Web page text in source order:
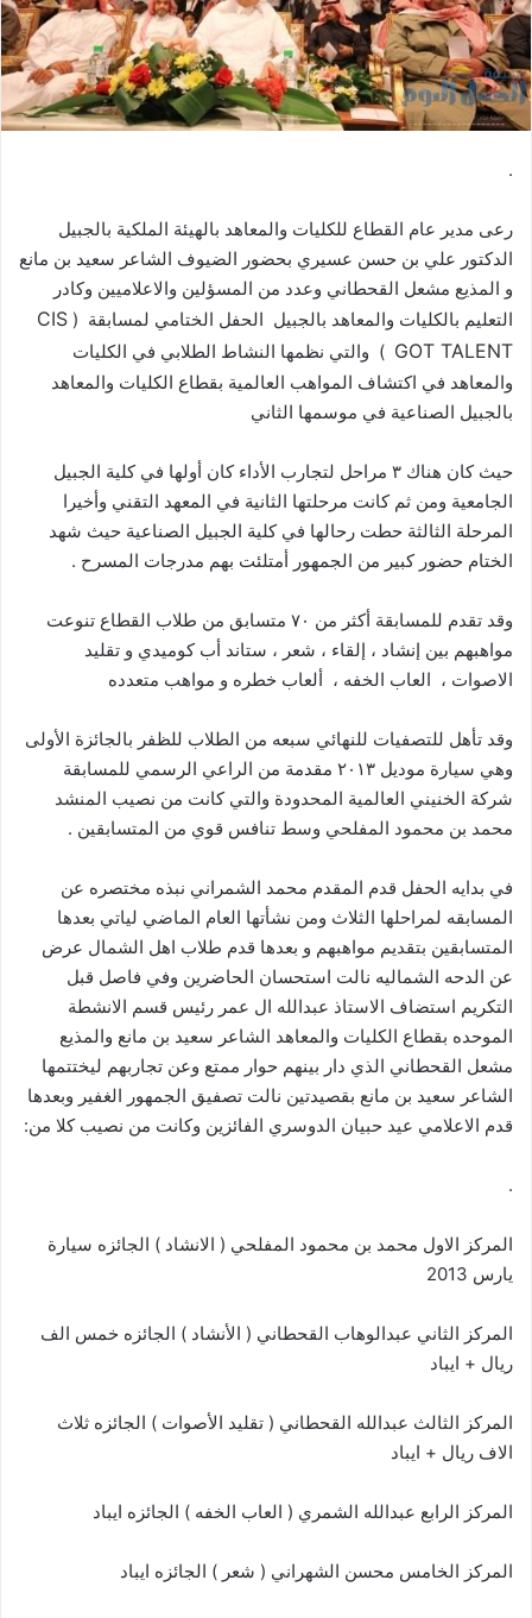
.
رعى مدير عام القطاع للكليات والمعاهد بالهيئة الملكية بالجبيل
الدكتور علي بن حسن عسيري بحضور الضيوف الشاعر سعيد بن مانع
و المذيع مشعل القحطاني وعدد من المسؤلين والاعلاميين وكادر
التعليم بالكليات والمعاهد بالجبيل الحفل الختامي لمسابقة ( CIS
GOT TALENT ) والتي نظمها النشاط الطلابي في الكليات
والمعاهد في اكتشاف المواهب العالمية بقطاع الكليات والمعاهد
بالجبيل الصناعية في موسمها الثاني
حيث كان هناك ٣ مراحل لتجارب الأداء كان أولها في كلية الجبيل
الجامعية ومن ثم كانت مرحلتها الثانية في المعهد التقني وأخيرا
المرحلة الثالثة حطت رحالها في كلية الجبيل الصناعية حيث شهد
الختام حضور كبير من الجمهور أمتلئت بهم مدرجات المسرح .
وقد تقدم للمسابقة أكثر من ٧٠ متسابق من طلاب القطاع تنوعت
مواهبهم بين إنشاد ، إلقاء ، شعر ، ستاند أب كوميدي و تقليد
الاصوات ، العاب الخفه ، ألعاب خطره و مواهب متعدده
وقد تأهل للتصفيات للنهائي سبعه من الطلاب للظفر بالجائزة الأولى
وهي سيارة موديل ٢٠١٣ مقدمة من الراعي الرسمي للمسابقة
شركة الخنيني العالمية المحدودة والتي كانت من نصيب المنشد
محمد بن محمود المفلحي وسط تنافس قوي من المتسابقين .
في بدايه الحفل قدم المقدم محمد الشمراني نبذه مختصره عن
المسابقه لمراحلها الثلاث ومن نشأتها العام الماضي لياتي بعدها
المتسابقين بتقديم مواهبهم و بعدها قدم طلاب اهل الشمال عرض
عن الدحه الشماليه نالت استحسان الحاضرين وفي فاصل قبل
التكريم استضاف الاستاذ عبدالله ال عمر رئيس قسم الانشطة
الموحده بقطاع الكليات والمعاهد الشاعر سعيد بن مانع والمذيع
مشعل القحطاني الذي دار بينهم حوار ممتع وعن تجاربهم ليختتمها
الشاعر سعيد بن مانع بقصيدتين نالت تصفيق الجمهور الغفير وبعدها
قدم الاعلامي عيد حبيان الدوسري الفائزين وكانت من نصيب كلا من:
.
المركز الاول محمد بن محمود المفلحي ( الانشاد ) الجائزه سيارة
يارس 2013
المركز الثاني عبدالوهاب القحطاني ( الأنشاد ) الجائزه خمس الف
ريال + ايباد
المركز الثالث عبدالله القحطاني ( تقليد الأصوات ) الجائزه ثلاث
الاف ريال + ايباد
المركز الرابع عبدالله الشمري ( العاب الخفه ) الجائزه ايباد
المركز الخامس محسن الشهراني ( شعر ) الجائزه ايباد